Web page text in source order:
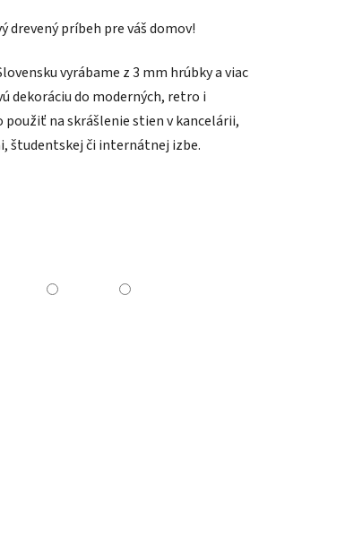
drevený príbeh pre váš domov!
vyrábame z 3 mm hrúbky a viac
dekoráciudo moderných, retro i
použiť na skrášlenie stien v kancelárii,
študentskej či internátnej izbe.